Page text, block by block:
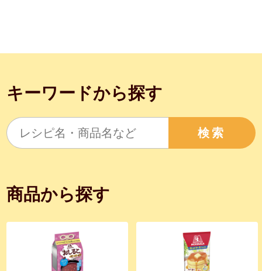
キーワードから探す
検索
商品から探す